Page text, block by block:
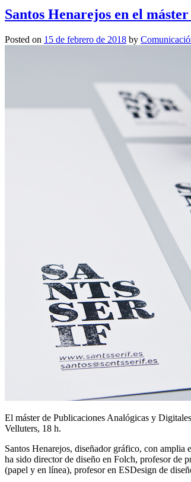
Santos Henarejos en el
Posted on 15 de febrero de 2018 by
El máster de Publicaciones Analógicas y
Velluters, 18 h.
Santos Henarejos, diseñador gráfico, con amplia
ha sido director de diseño en Folch, profesor de
(papel y en línea), profesor en ESDesign de